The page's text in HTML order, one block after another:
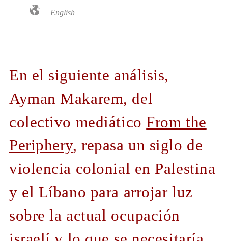
English
En el siguiente análisis,
Ayman Makarem, del
colectivo mediático From the
Periphery, repasa un siglo de
violencia colonial en Palestina
y el Líbano para arrojar luz
sobre la actual ocupación